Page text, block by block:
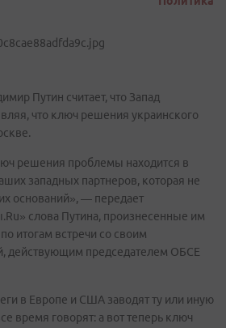
Путин считает, что Запад
что ключ решения украинского
решения проблемы находится в
западных партнеров, которая не
оснований», — передает
слова Путина, произнесенные им
итогам встречи со своим
действующим председателем ОБСЕ
в Европе и США заводят ту или иную
время говорят: а вот теперь ключ